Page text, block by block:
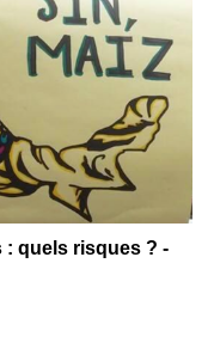
: quels risques ? -